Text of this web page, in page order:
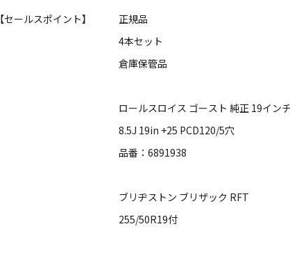
【セールスポイント】
正規品
4本セット
倉庫保管品
ロールスロイス ゴースト 純正
8.5J 19in +25 PCD120/5穴
品番：6891938
ブリヂストン ブリザック RFT
255/50R19付